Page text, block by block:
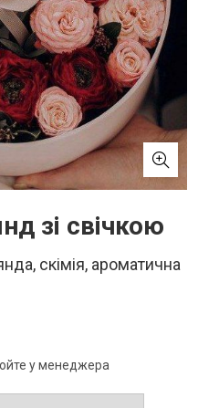
зі свічкою
скімія, ароматична
у менеджера